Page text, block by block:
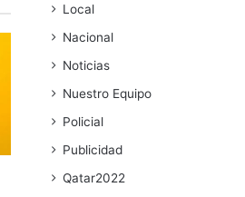
Local
Nacional
Noticias
Nuestro Equipo
Policial
Publicidad
Qatar2022